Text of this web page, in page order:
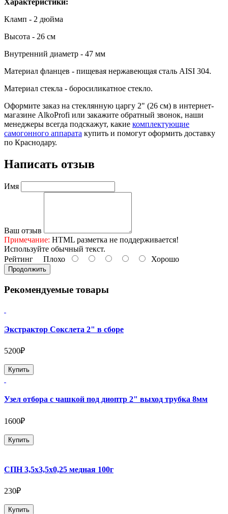
Характеристики:
Кламп - 2 дюйма
Высота - 26 см
Внутренний диаметр - 47 мм
Материал фланцев - пищевая нержавеющая сталь AISI 304.
Материал стекла - боросиликатное стекло.
Оформите заказ на стеклянную царгу 2" (26 см) в интернет-
магазине AlkoProfi или закажите обратный звонок, наши
менеджеры всегда подскажут, какие комплектующие
самогонного аппарата купить и помогут оформить доставку
по Краснодару.
Написать отзыв
Имя
Ваш отзыв
Примечание: HTML разметка не поддерживается!
Используйте обычный текст.
Рейтинг Плохо Хорошо
Продолжить
Рекомендуемые товары
Экстрактор Сокслета 2" в сборе
5200₽
Купить
Узел отбора с чашкой под диоптр 2" выход трубка 8мм
1600₽
Купить
СПН 3,5х3,5х0,25 медная 100г
230₽
Купить